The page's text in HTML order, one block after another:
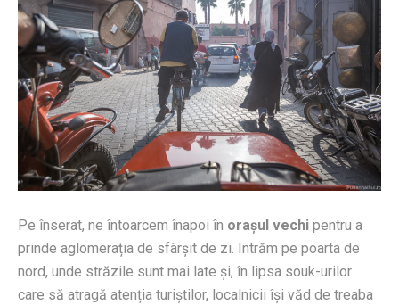
Pe înserat, ne întoarcem înapoi în orașul vechi pentru a
prinde aglomerația de sfârșit de zi. Intrăm pe poarta de
nord, unde străzile sunt mai late și, în lipsa souk-urilor
care să atragă atenția turiștilor, localnicii își văd de treaba